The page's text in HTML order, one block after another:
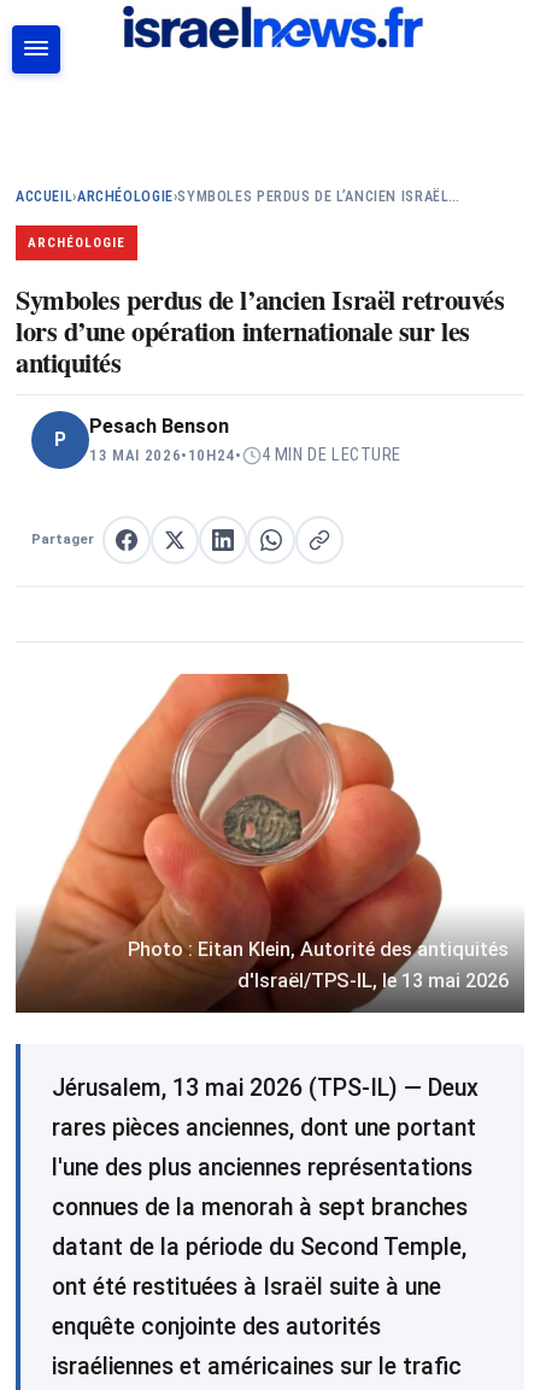
ACCUEIL›ARCHÉOLOGIE›SYMBOLES PERDUS DE L’ANCIEN ISRAËL…
ARCHÉOLOGIE
Symboles perdus de l’ancien Israël retrouvés
lors d’une opération internationale sur les
antiquités
P
Pesach Benson
13 MAI 2026• 10H24• 4 MIN DE LECTURE
Partager Partager sur Facebook
Partager sur XPartager sur LinkedIn
Partager sur WhatsApp
Copier le lien
Photo : Eitan Klein, Autorité des antiquités
d'Israël/TPS-IL, le 13 mai 2026
Jérusalem, 13 mai 2026 (TPS-IL) — Deux
rares pièces anciennes, dont une portant
l'une des plus anciennes représentations
connues de la menorah à sept branches
datant de la période du Second Temple,
ont été restituées à Israël suite à une
enquête conjointe des autorités
israéliennes et américaines sur le trafic